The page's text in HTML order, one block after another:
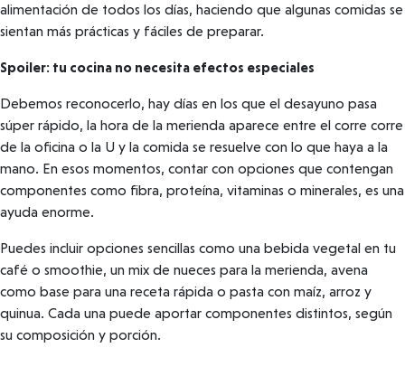
alimentación de todos los días, haciendo que algunas comidas se
sientan más prácticas y fáciles de preparar.
Spoiler: tu cocina no necesita efectos especiales
Debemos reconocerlo, hay días en los que el desayuno pasa
súper rápido, la hora de la merienda aparece entre el corre corre
de la oficina o la U y la comida se resuelve con lo que haya a la
mano. En esos momentos, contar con opciones que contengan
componentes como fibra, proteína, vitaminas o minerales, es una
ayuda enorme.
Puedes incluir opciones sencillas como una bebida vegetal en tu
café o smoothie, un mix de nueces para la merienda, avena
como base para una receta rápida o pasta con maíz, arroz y
quinua. Cada una puede aportar componentes distintos, según
su composición y porción.